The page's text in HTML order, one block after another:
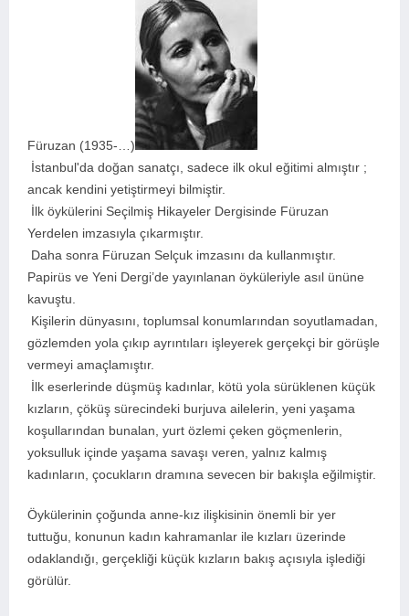
Füruzan (1935-…)
İstanbul'da doğan sanatçı, sadece ilk okul eğitimi almıştır ;
ancak kendini yetiştirmeyi bilmiştir.
İlk öykülerini Seçilmiş Hikayeler Dergisinde Füruzan
Yerdelen imzasıyla çıkarmıştır.
Daha sonra Füruzan Selçuk imzasını da kullanmıştır.
Papirüs ve Yeni Dergi’de yayınlanan öyküleriyle asıl ününe
kavuştu.
Kişilerin dünyasını, toplumsal konumlarından soyutlamadan,
gözlemden yola çıkıp ayrıntıları işleyerek gerçekçi bir görüşle
vermeyi amaçlamıştır.
İlk eserlerinde düşmüş kadınlar, kötü yola sürüklenen küçük
kızların, çöküş sürecindeki burjuva ailelerin, yeni yaşama
koşullarından bunalan, yurt özlemi çeken göçmenlerin,
yoksulluk içinde yaşama savaşı veren, yalnız kalmış
kadınların, çocukların dramına sevecen bir bakışla eğilmiştir.
Öykülerinin çoğunda anne-kız ilişkisinin önemli bir yer
tuttuğu, konunun kadın kahramanlar ile kızları üzerinde
odaklandığı, gerçekliği küçük kızların bakış açısıyla işlediği
görülür.